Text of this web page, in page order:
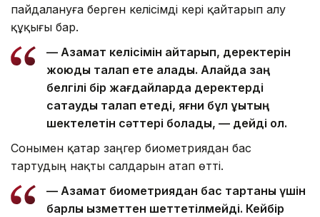
пайдалануға берген келісімді кері қайтарып алу
құқығы бар.
— Азамат келісімін қайтарып, деректерін
жоюды талап ете алады. Алайда заң
белгілі бір жағдайларда деректерді
сақтауды талап етеді, яғни бұл құқықтың
шектелетін сәттері болады, — дейді ол.
Сонымен қатар заңгер биометриядан бас
тартудың нақты салдарын атап өтті.
— Азамат биометриядан бас тартқаны үшін
барлық қызметтен шеттетілмейді. Кейбір